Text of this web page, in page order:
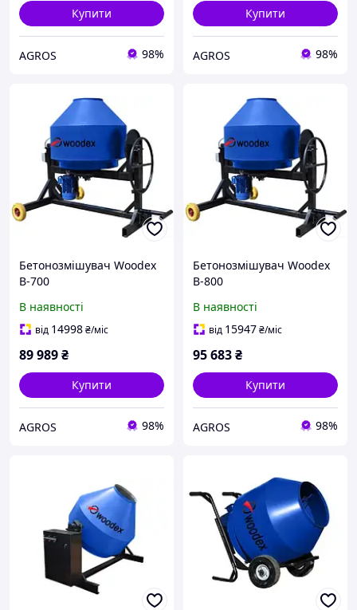
Купити
AGROS 98%
Купити
AGROS 98%
Бетонозмішувач Woodex
B-700
В наявності
від 14998₴/міс
89 989₴
Купити
AGROS 98%
Бетонозмішувач Woodex
B-800
В наявності
від 15947₴/міс
95 683₴
Купити
AGROS 98%